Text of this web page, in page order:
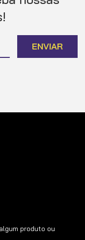
ENVIAR
produto ou